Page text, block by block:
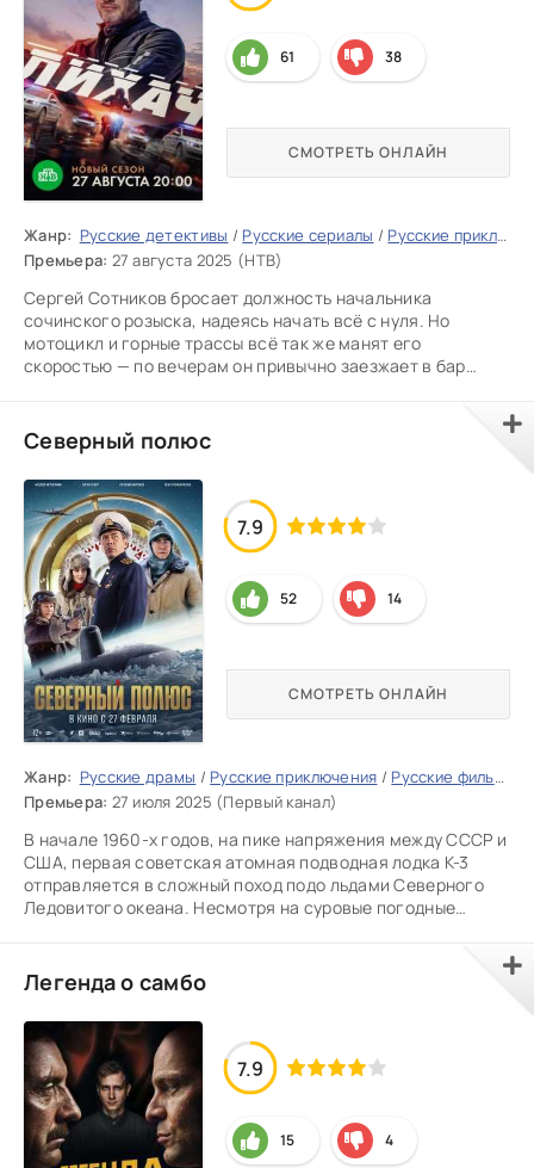
Жанр: Русские детективы / Русские сериалы / Русские приключения
Премьера: 27 августа 2025 (НТВ)
Сергей Сотников бросает должность начальника
сочинского розыска, надеясь начать всё с нуля. Но
мотоцикл и горные трассы всё так же манят его
скоростью — по вечерам он привычно заезжает в бар
СМОТРЕТЬ ОНЛАЙН
61 38
Северный полюс
Жанр: Русские драмы / Русские приключения / Русские фильмы 2025
Премьера: 27 июля 2025 (Первый канал)
В начале 1960-х годов, на пике напряжения между СССР и
США, первая советская атомная подводная лодка К-3
отправляется в сложный поход подо льдами Северного
Ледовитого океана. Несмотря на суровые погодные
СМОТРЕТЬ ОНЛАЙН
7.9
52 14
Легенда о самбо
7.9
15 4